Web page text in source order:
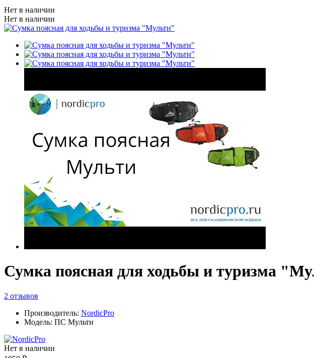
Нет в наличии
Нет в наличии
Сумка поясная для ходьбы и туризма
2 отзывов
Производитель: NordicPro
Модель: ПС Мульти
Нет в наличии